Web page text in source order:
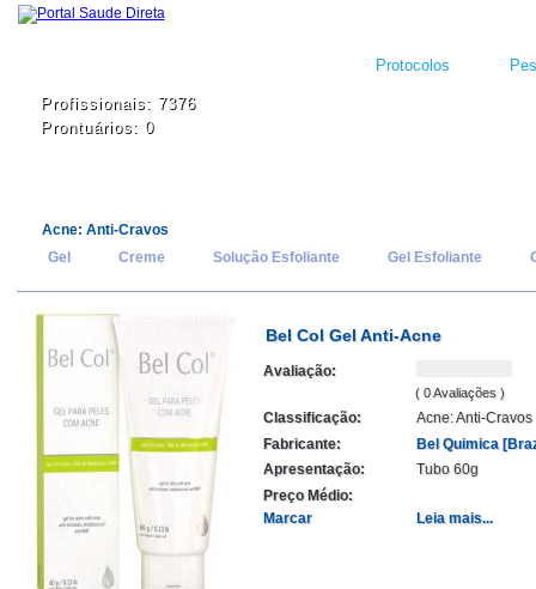
Protocolos
Profissionais: 7376
Prontuários: 0
Acne: Anti-Cravos
Gel
Creme Solução Esfoliante Gel Esfoliante
Bel Col Gel Anti-Acne
Avaliação:
( 0 Avaliações )
Classificação:
Acne: Anti-Cravos
Fabricante:
Bel Quimica
Apresentação:
Tubo 60g
Preço Médio:
Marcar
Leia mais...